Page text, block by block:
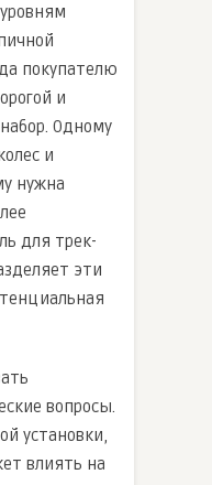
покупателю
и
Одному
и
нужна
для трек-
эти
вопросы.
установки,
влиять на